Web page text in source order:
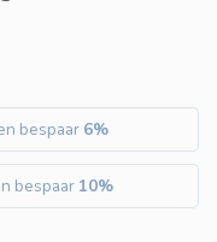
bespaar 6%
bespaar 10%